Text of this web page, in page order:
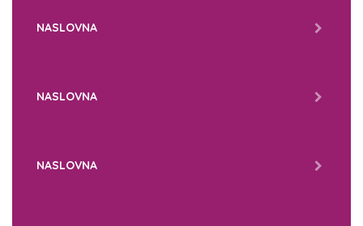
NASLOVNA
NASLOVNA
NASLOVNA